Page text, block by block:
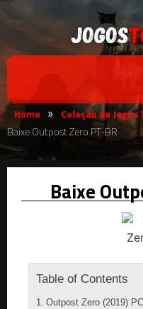
Home » Coleção de
Baixe Outpost Zero PT-BR
Baixe
Table of Contents
Outpost Zero (2019)